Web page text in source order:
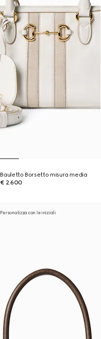
Bauletto Borsetto misura media
€ 2.600
Personalizza con le iniziali